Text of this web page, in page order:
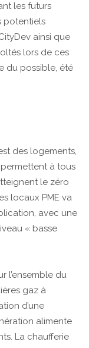
les futurs
potentiels
ainsi que
lors de ces
du possible, été
des logements,
à tous
le zéro
locaux PME va
avec une
« basse
l’ensemble du
gaz à
d’une
alimente
La chaufferie